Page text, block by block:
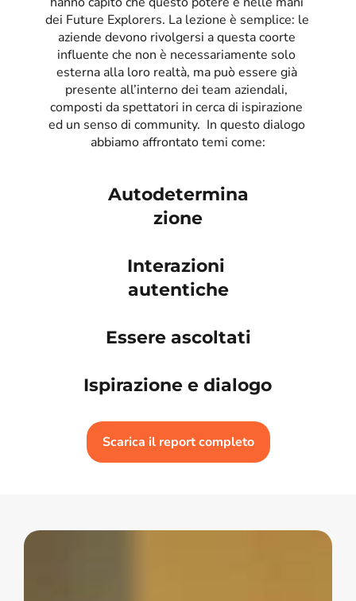
dei Future Explorers. La lezione è semplice: le
aziende devono rivolgersi a questa coorte
influente che non è necessariamente solo
esterna alla loro realtà, ma può essere già
presente all’interno dei team aziendali,
composti da spettatori in cerca di ispirazione
ed un senso di community.  In questo dialogo
abbiamo affrontato temi come:
Autodetermina
zione
Interazioni
autentiche
Essere ascoltati
Ispirazione e dialogo
Scarica il report completo